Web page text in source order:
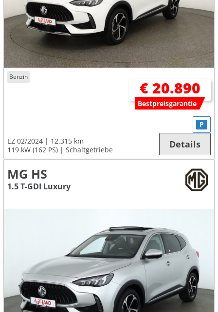
Benzin
€ 20.890
Bestpreisgarantie
EZ 02/2024
12.315 km
119 kW (162 PS)
Schaltgetriebe
P
Details
MG HS
1.5 T-GDI Luxury